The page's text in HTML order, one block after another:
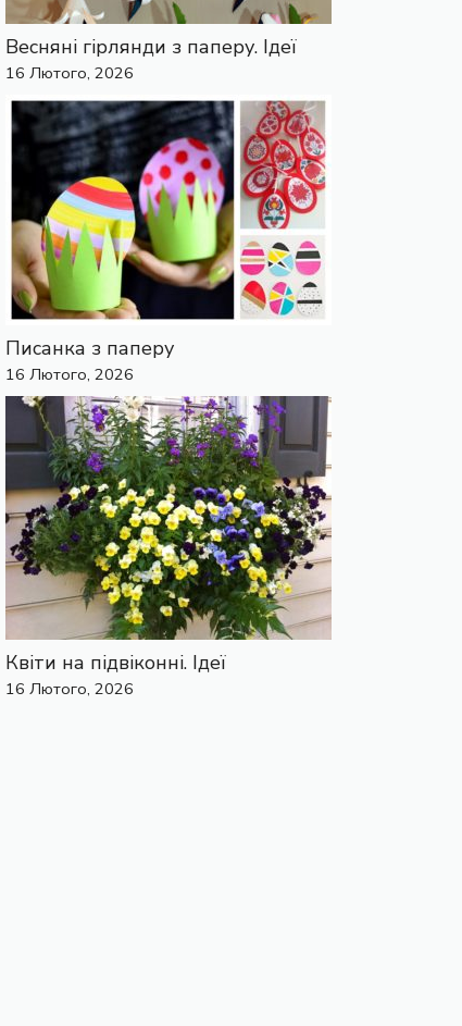
Весняні гірлянди з паперу. Ідеї
16 Лютого, 2026
Писанка з паперу
16 Лютого, 2026
Квіти на підвіконні. Ідеї
16 Лютого, 2026